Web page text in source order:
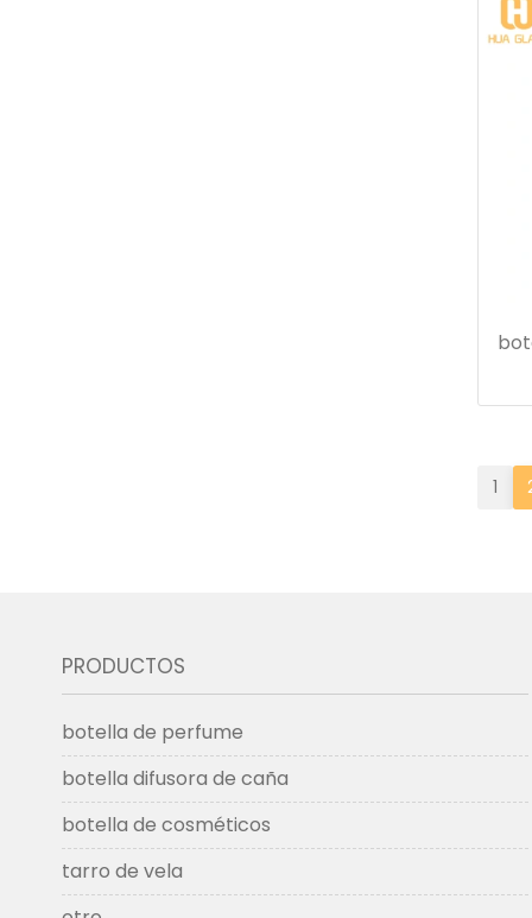
1
PRODUCTOS
botella de perfume
botella difusora de caña
botella de cosméticos
tarro de vela